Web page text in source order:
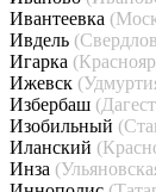
Ивантеевка
Ивдель
Игарка
Ижевск
Избербаш
Изобильный
Иланский
Инза